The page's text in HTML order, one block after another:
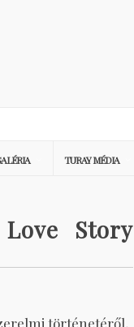
TURAY MÉDIA
Story
történetéről,